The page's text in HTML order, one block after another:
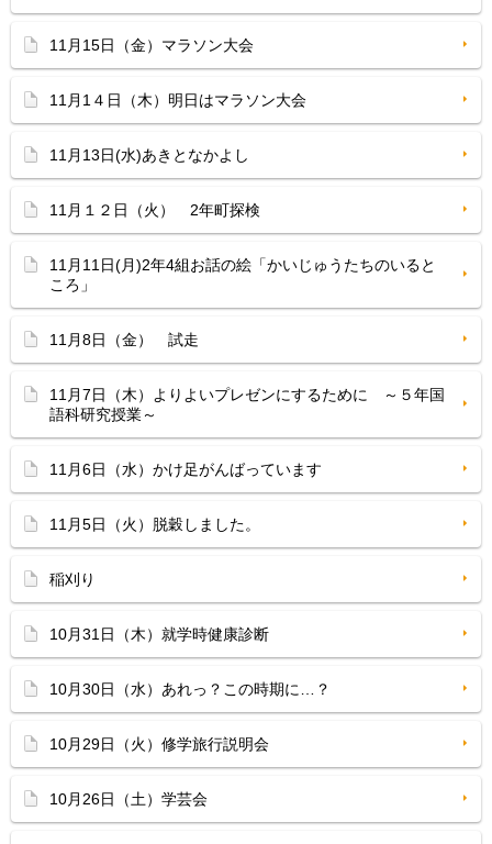
11月15日（金）マラソン大会
11月1４日（木）明日はマラソン大会
11月13日(水)あきとなかよし
11月１２日（火） 2年町探検
11月11日(月)2年4組お話の絵「かいじゅうたちのいると
ころ」
11月8日（金） 試走
11月7日（木）よりよいプレゼンにするために ～５年国
語科研究授業～
11月6日（水）かけ足がんばっています
11月5日（火）脱穀しました。
稲刈り
10月31日（木）就学時健康診断
10月30日（水）あれっ？この時期に…？
10月29日（火）修学旅行説明会
10月26日（土）学芸会